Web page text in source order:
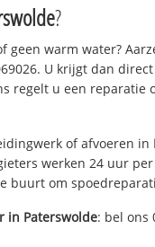
?
geen warm water?
U krijgt dan
regelt u een reparatie
of afvoeren in
werken 24 uur
buurt om
in Paterswolde: bel ons